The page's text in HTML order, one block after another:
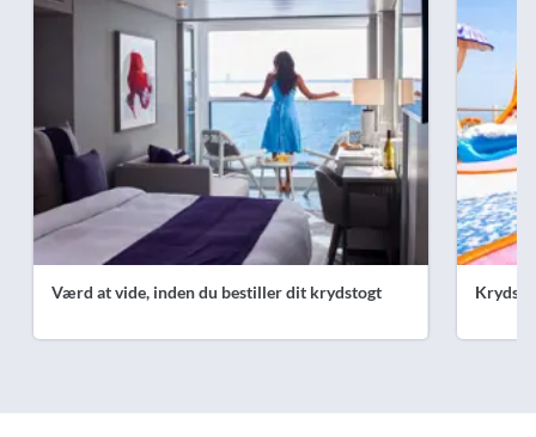
Værd at vide, inden du bestiller dit krydstogt